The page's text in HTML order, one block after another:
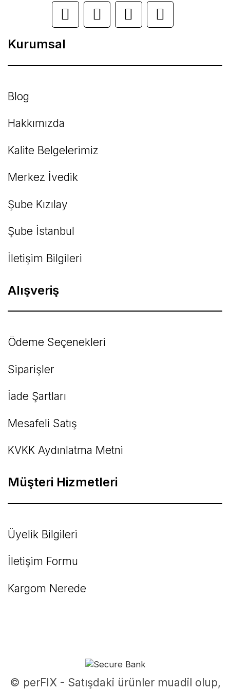
Ürün açıklamasında eksik bilgiler bulunuyor.
Ürün bilgilerinde hatalar bulunuyor.
Ürün fiyatı diğer sitelerden daha pahalı.
Bu ürüne benzer farklı alternatifler olmalı.
Kurumsal
Blog
Hakkımızda
Kalite Belgelerimiz
Merkez İvedik
Şube Kızılay
Şube İstanbul
İletişim Bilgileri
Alışveriş
Ödeme Seçenekleri
Siparişler
İade Şartları
Mesafeli Satış
KVKK Aydınlatma Metni
Müşteri Hizmetleri
Üyelik Bilgileri
İletişim Formu
Kargom Nerede
© perFIX - Satışdaki ürünler muadil olup,